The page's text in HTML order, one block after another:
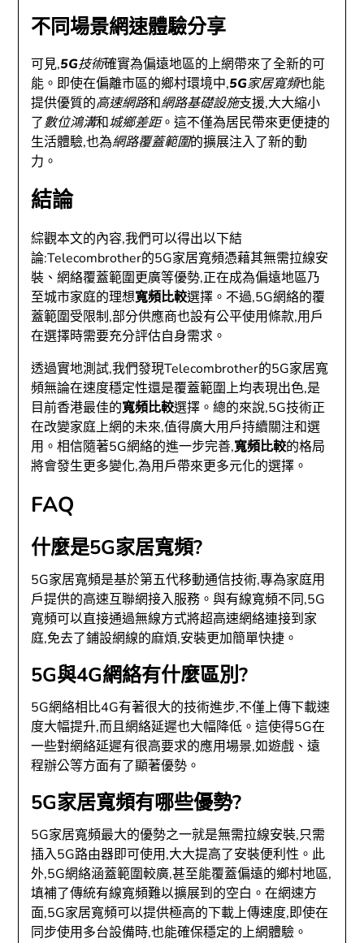
不同場景網速體驗分享
可見,5G技術確實為偏遠地區的上網帶來了全新的可
能。即使在偏離市區的鄉村環境中,5G家居寬頻也能
提供優質的高速網路和網路基礎設施支援,大大縮小
了數位鴻溝和城鄉差距。這不僅為居民帶來更便捷的
生活體驗,也為網路覆蓋範圍的擴展注入了新的動
力。
結論
綜觀本文的內容,我們可以得出以下結
論:Telecombrother的5G家居寬頻憑藉其無需拉線安
裝、網絡覆蓋範圍更廣等優勢,正在成為偏遠地區乃
至城市家庭的理想寬頻比較選擇。不過,5G網絡的覆
蓋範圍受限制,部分供應商也設有公平使用條款,用戶
在選擇時需要充分評估自身需求。
透過實地測試,我們發現Telecombrother的5G家居寬
頻無論在速度穩定性還是覆蓋範圍上均表現出色,是
目前香港最佳的寬頻比較選擇。總的來說,5G技術正
在改變家庭上網的未來,值得廣大用戶持續關注和選
用。相信隨著5G網絡的進一步完善,寬頻比較的格局
將會發生更多變化,為用戶帶來更多元化的選擇。
FAQ
什麼是5G家居寬頻?
5G家居寬頻是基於第五代移動通信技術,專為家庭用
戶提供的高速互聯網接入服務。與有線寬頻不同,5G
寬頻可以直接通過無線方式將超高速網絡連接到家
庭,免去了鋪設網線的麻煩,安裝更加簡單快捷。
5G與4G網絡有什麼區別?
5G網絡相比4G有著很大的技術進步,不僅上傳下載速
度大幅提升,而且網絡延遲也大幅降低。這使得5G在
一些對網絡延遲有很高要求的應用場景,如遊戲、遠
程辦公等方面有了顯著優勢。
5G家居寬頻有哪些優勢?
5G家居寬頻最大的優勢之一就是無需拉線安裝,只需
插入5G路由器即可使用,大大提高了安裝便利性。此
外,5G網絡涵蓋範圍較廣,甚至能覆蓋偏遠的鄉村地區,
填補了傳統有線寬頻難以擴展到的空白。在網速方
面,5G家居寬頻可以提供極高的下載上傳速度,即使在
同步使用多台設備時,也能確保穩定的上網體驗。